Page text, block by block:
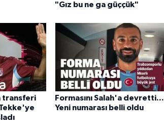
"Gız bu ne ga güççük"
transferi
Formasını Salah'a devretti...
Yeni numarası belli oldu